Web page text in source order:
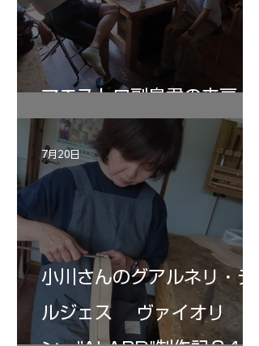
マエストロ副島君の来房
小川さんのグアルネリ・デ
ルジェス ヴァイオリ
7月20日